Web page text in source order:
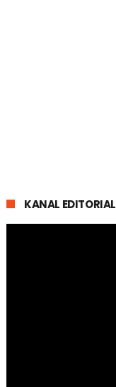
KANAL EDITORIAL